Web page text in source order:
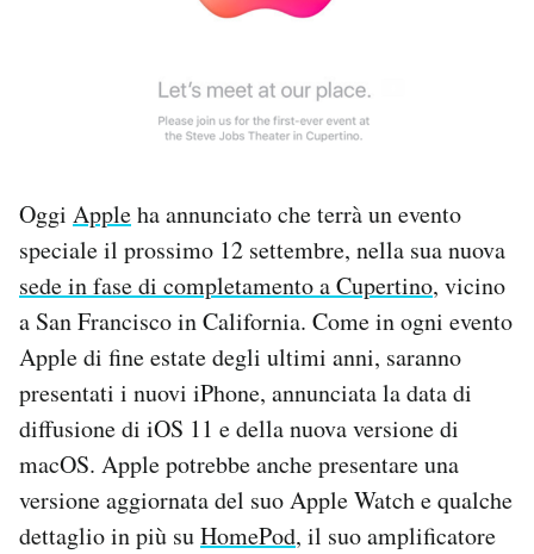
I MIEI PREFERITI
CALENDARIO
AREA PERSONALE
Area Personale
Regala il Post
Hai bisogno di aiuto?
Esci
Oggi Appleha annunciato che terrà un evento
speciale il prossimo 12 settembre, nella sua nuova
sede in fase di completamento a Cupertino, vicino
a San Francisco in California. Come in ogni evento
Apple di fine estate degli ultimi anni, saranno
presentati i nuovi iPhone, annunciata la data di
diffusione di iOS 11 e della nuova versione di
macOS. Apple potrebbe anche presentare una
versione aggiornata del suo Apple Watch e qualche
dettaglio in più suHomePod, il suo amplificatore